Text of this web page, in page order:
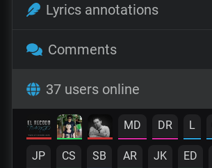
Lyrics annotations
Comments
37 users online
MD DR L
JP CS SB AR JK ED